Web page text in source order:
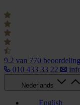
9.2 van 770
010 433 33 22
Nederlands
English